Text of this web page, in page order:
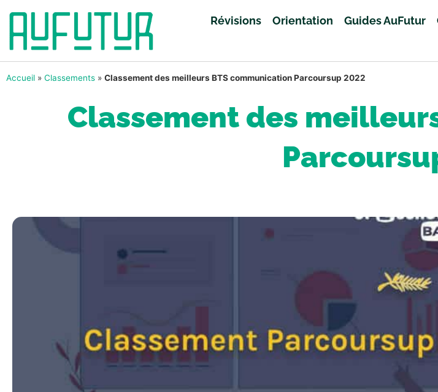
Révisions Orientation Guides AuFutur
Accueil » Classements » Classement des meilleurs BTS communication Parcoursup 2022
Classement des